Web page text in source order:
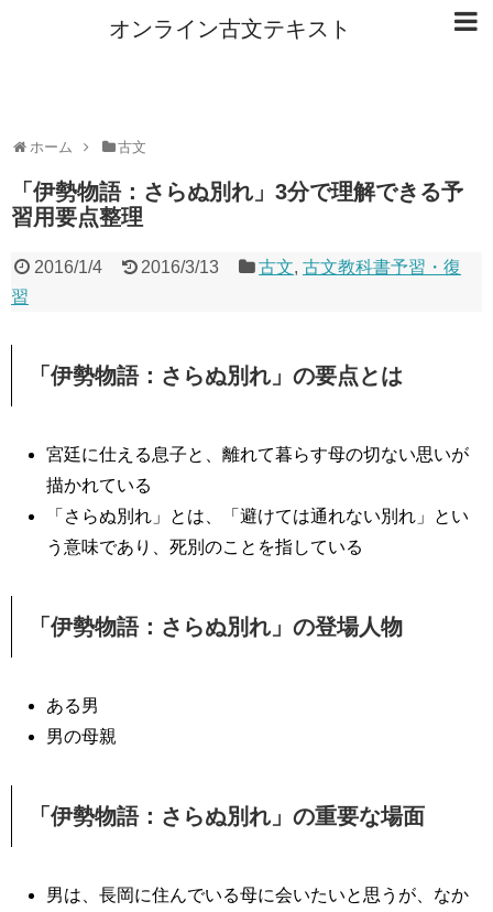
オンライン古文テキスト
ホーム 古文
「伊勢物語：さらぬ別れ」3分で理解できる予
習用要点整理
2016/1/4 2016/3/13 古文,古文教科書予習・復
習
「伊勢物語：さらぬ別れ」の要点とは
宮廷に仕える息子と、離れて暮らす母の切ない思いが
描かれている
「さらぬ別れ」とは、「避けては通れない別れ」とい
う意味であり、死別のことを指している
「伊勢物語：さらぬ別れ」の登場人物
ある男
男の母親
「伊勢物語：さらぬ別れ」の重要な場面
男は、長岡に住んでいる母に会いたいと思うが、なか